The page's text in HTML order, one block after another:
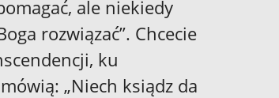
ale niekiedy
rozwiązać”. Chcecie
ku
„Niech ksiądz da